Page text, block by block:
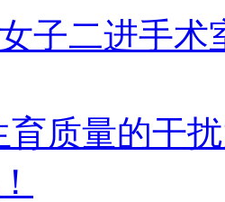
子二进手术
育质量的干